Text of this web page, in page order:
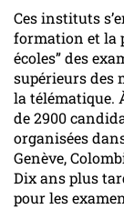
Ces instituts
formation et la
écoles” des
supérieurs des
la télématique.
de 2900
organisées
Genève,
Dix ans plus
pour les